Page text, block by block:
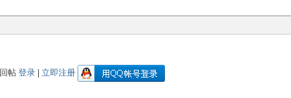
帖 登录 立即注册